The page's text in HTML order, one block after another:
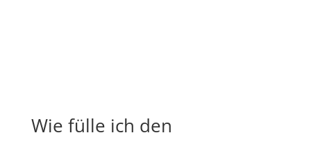
Wie fülle ich den